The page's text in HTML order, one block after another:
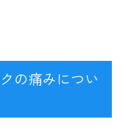
の痛みについ